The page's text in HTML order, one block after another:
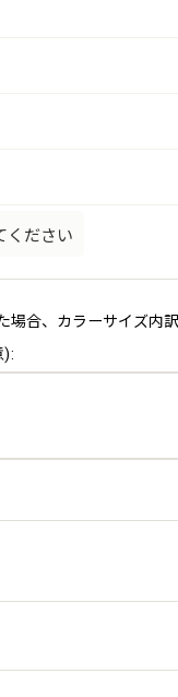
ください
場合、カラーサイズ内
):